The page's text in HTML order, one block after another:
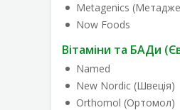
Metagenics
Now Foods
Вітаміни та БАДи
Named
New Nordic (Швеція)
Orthomol (Ортомол)